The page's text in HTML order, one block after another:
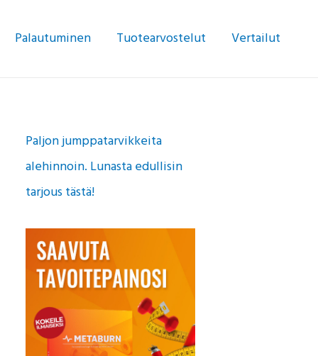
Palautuminen Tuotearvostelut Vertailut
Paljon jumppatarvikkeita
alehinnoin. Lunasta edullisin
tarjous tästä!